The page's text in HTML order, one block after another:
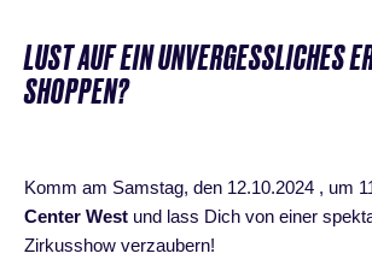
LUST AUF EIN UNVERGESSLICHES
SHOPPEN?
Komm am Samstag, den 12.10.2024 , um
Center West und lass Dich von einer
Zirkusshow verzaubern!